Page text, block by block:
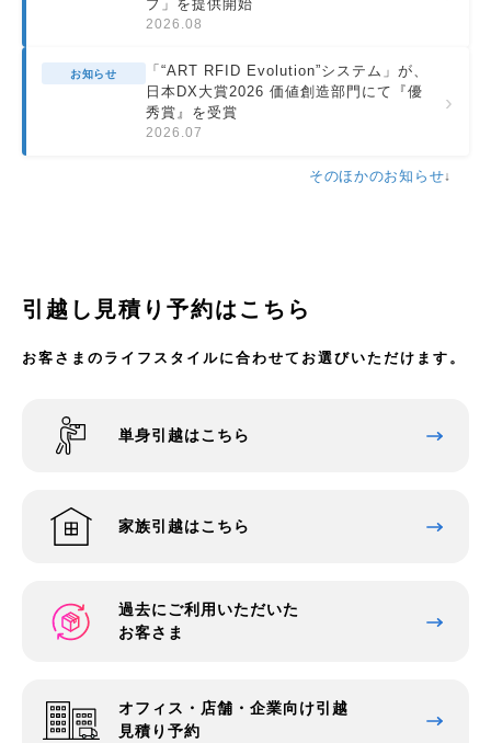
プ」を提供開始
2026.08
お知らせ
「“ART RFID Evolution”システム」が、
日本DX大賞2026 価値創造部門にて『優
秀賞』を受賞
2026.07
›
そのほかのお知らせ
引越し見積り予約はこちら
お客さまのライフスタイルに合わせてお選びいただけます。
単身引越はこちら
家族引越はこちら
過去にご利用いただいた
お客さま
オフィス・店舗・企業向け引越
見積り予約